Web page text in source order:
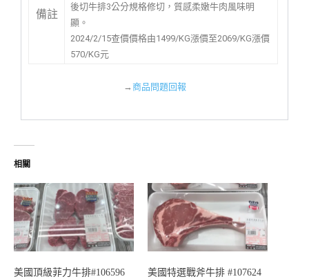
備註
後切牛排3公分規格修切，質感柔嫩牛肉風味明
顯。
2024/2/15查價價格由1499/KG漲價至2069/KG漲價
570/KG元
→ 商品問題回報
相關
美國頂級菲力牛排#106596
美國特選戰斧牛排 #107624